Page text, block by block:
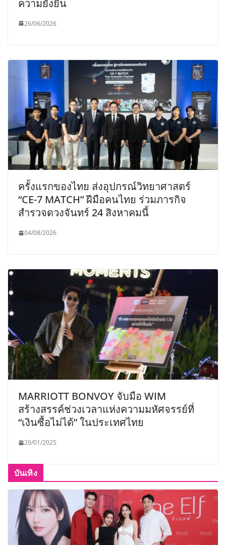
ความยั่งยืน
26/06/2026
ครั้งแรกของไทย ส่งอุปกรณ์วิทยาศาสตร์
“CE-7 MATCH” ฝีมือคนไทย ร่วมภารกิจ
สำรวจดวงจันทร์ 24 สิงหาคมนี้
04/08/2026
MARRIOTT BONVOY จับมือ WIM
สร้างสรรค์ช่วงเวลาแห่งความมหัศจรรย์ที่
“เงินซื้อไม่ได้” ในประเทศไทย
20/01/2025
บันเทิง